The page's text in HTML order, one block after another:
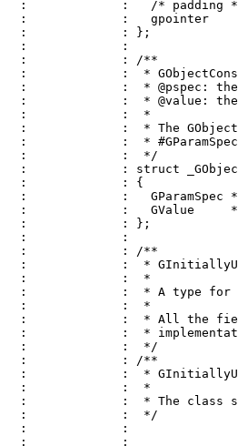
:             :   /* padding
:             :   gpointer
:             : };
:             :
:             : /**
:             :  *
:             :  * @pspec:
:             :  * @value:
:             :  *
:             :  * The
:             :  *
:             :  */
:             : struct
:             : {
:             :   GParamSpec
:             :   GValue
:             : };
:             :
:             : /**
:             :  *
:             :  *
:             :  * A type
:             :  *
:             :  * All the
:             :  *
:             :  */
:             : /**
:             :  *
:             :  *
:             :  * The class
:             :  */
:             :
:             :